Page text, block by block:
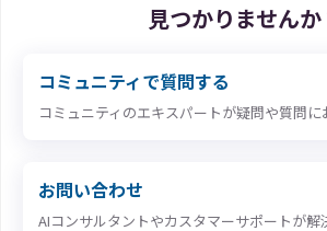
見つかりませんか
コミュニティで質問する
コミュニティのエキスパートが疑問や質問に
お問い合わせ
AIコンサルタントやカスタマーサポートが解